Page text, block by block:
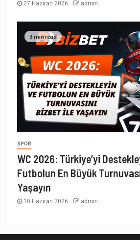
27 Haziran 2026 admin
3 min read
SPOR
WC 2026: Türkiye’yi
Futbolun En Büyük
Yaşayın
10 Haziran 2026 admin